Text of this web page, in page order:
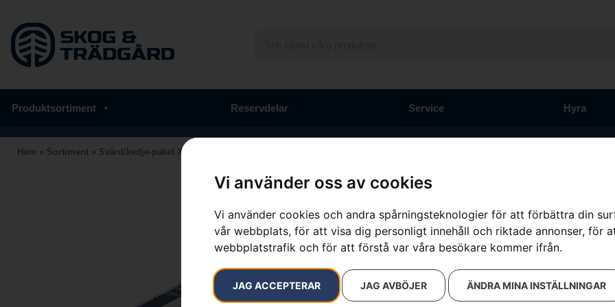
Vi använder oss av cookies
Vi använder cookies och andra spårningsteknologier för att förbättra din
vår webbplats, för att visa dig personligt innehåll och riktade annonser, för
webbplatstrafik och för att förstå var våra besökare kommer ifrån.
JAG ACCEPTERAR JAG AVBÖJER ÄNDRA MINA INSTÄLLNINGAR
Produktsortiment Reservdelar Service Hyra
Hem » Sortiment » Svärd/kedje-paket X-FORCE™ & C85
Svärd/
Artikelnummer: PRNT_225
Kategorier:
Motorsågsvärd
1 290kr –